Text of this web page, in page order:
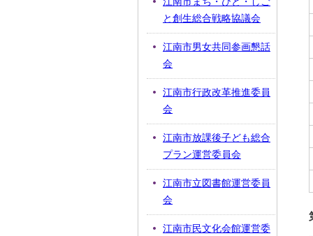
と創生総合戦略協議会
江南市男女共同参画懇話
会
江南市行政改革推進委員
会
江南市放課後子ども総合
プラン運営委員会
江南市立図書館運営委員
会
江南市民文化会館運営委